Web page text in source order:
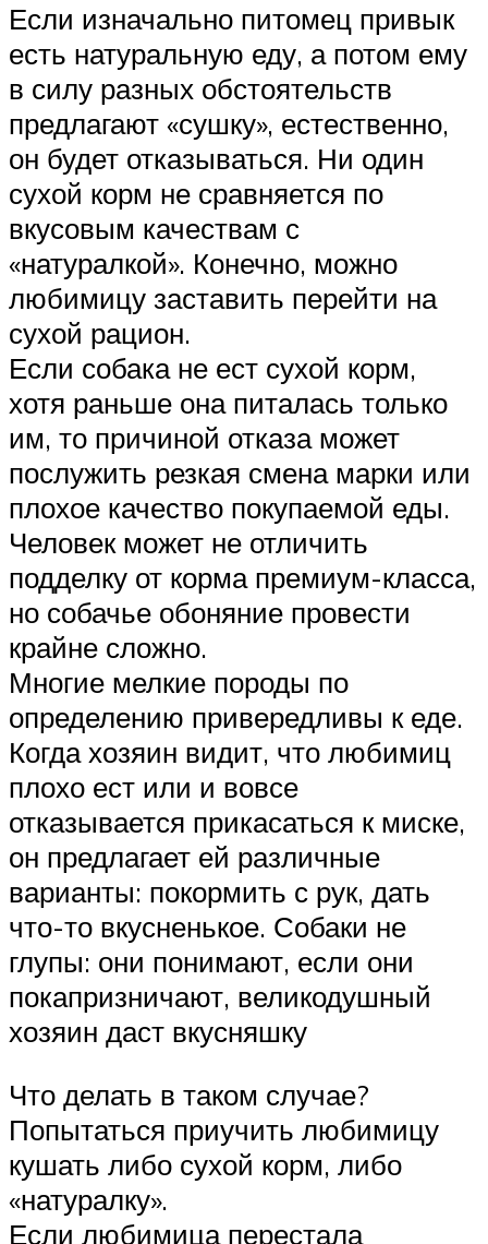
Если изначально питомец привык
есть натуральную еду, а потом ему
в силу разных обстоятельств
предлагают «сушку», естественно,
он будет отказываться. Ни один
сухой корм не сравняется по
вкусовым качествам с
«натуралкой». Конечно, можно
любимицу заставить перейти на
сухой рацион.
Если собака не ест сухой корм,
хотя раньше она питалась только
им, то причиной отказа может
послужить резкая смена марки или
плохое качество покупаемой еды.
Человек может не отличить
подделку от корма премиум-класса,
но собачье обоняние провести
крайне сложно.
Многие мелкие породы по
определению привередливы к еде.
Когда хозяин видит, что любимиц
плохо ест или и вовсе
отказывается прикасаться к миске,
он предлагает ей различные
варианты: покормить с рук, дать
что-то вкусненькое. Собаки не
глупы: они понимают, если они
покапризничают, великодушный
хозяин даст вкусняшку
Что делать в таком случае?
Попытаться приучить любимицу
кушать либо сухой корм, либо
«натуралку».
Если любимица перестала